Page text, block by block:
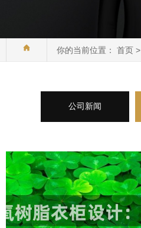
你的当前位置： 首页 >
公司新闻